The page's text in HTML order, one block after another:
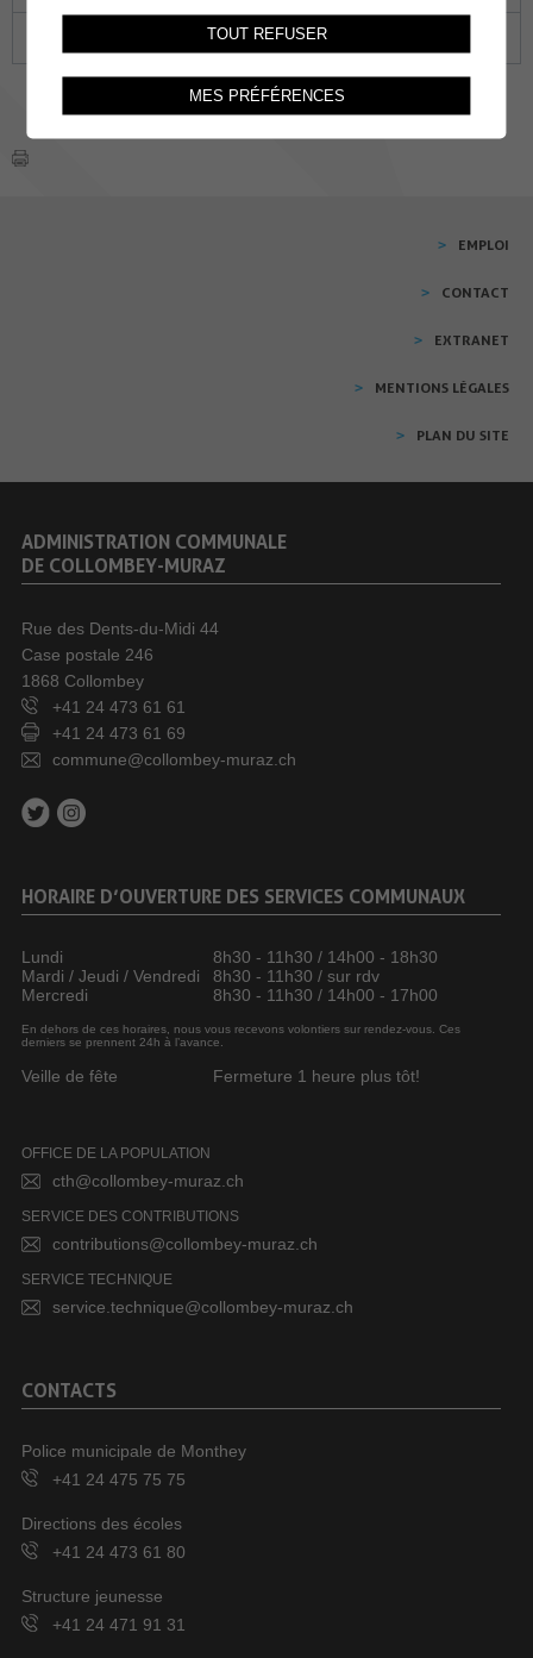
02
EMPLOI
CONTACT
EXTRANET
MENTIONS LÉGALES
PLAN DU SITE
ADMINISTRATION COMMUNALE
DE COLLOMBEY-MURAZ
Rue des Dents-du-Midi 44
Case postale 246
1868 Collombey
+41 24 473 61 61
+41 24 473 61 69
commune@collombey-muraz.ch
HORAIRE D’OUVERTURE DES SERVICES COMMUNAUX
Lundi
8h30 - 11h30 / 14h00 - 18h30
Mardi / Jeudi / Vendredi
8h30 - 11h30 / sur rdv
Mercredi
8h30 - 11h30 / 14h00 - 17h00
En dehors de ces horaires, nous vous recevons volontiers sur rendez-vous. Ces
derniers se prennent 24h à l’avance.
Veille de fête Fermeture 1 heure plus tôt!
OFFICE DE LA POPULATION
cth@collombey-muraz.ch
SERVICE DES CONTRIBUTIONS
contributions@collombey-muraz.ch
SERVICE TECHNIQUE
service.technique@collombey-muraz.ch
CONTACTS
Police municipale de Monthey
+41 24 475 75 75
Directions des écoles
+41 24 473 61 80
Structure jeunesse
+41 24 471 91 31
TOUT REFUSER
MES PRÉFÉRENCES